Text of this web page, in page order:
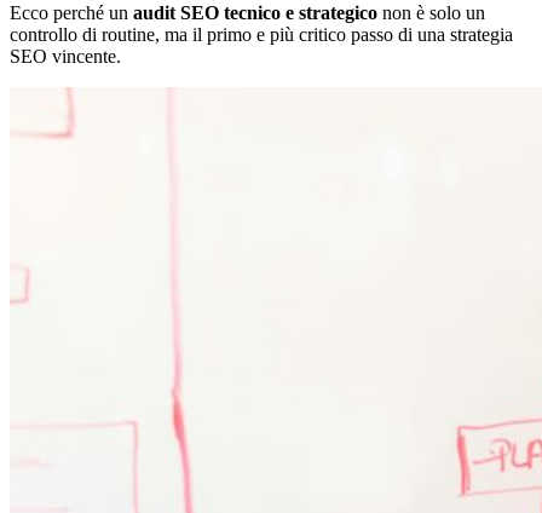
Ecco perché un audit SEO tecnico e strategico non è solo un
controllo di routine, ma il primo e più critico passo di una strategia
SEO vincente.